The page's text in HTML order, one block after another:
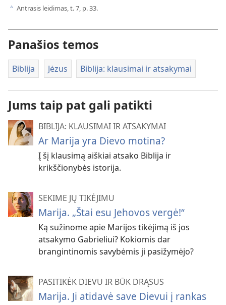
c Antrasis leidimas, t. 7, p. 33.
Panašios temos
Biblija Jėzus Biblija: klausimai ir atsakymai
Jums taip pat gali patikti
BIBLIJA: KLAUSIMAI IR ATSAKYMAI
Ar Marija yra Dievo motina?
Į šį klausimą aiškiai atsako Biblija ir
krikščionybės istorija.
SEKIME JŲ TIKĖJIMU
Marija. „Štai esu Jehovos vergė!“
Ką sužinome apie Marijos tikėjimą iš jos
atsakymo Gabrieliui? Kokiomis dar
brangintinomis savybėmis ji pasižymėjo?
PASITIKĖK DIEVU IR BŪK DRĄSUS
Marija. Ji atidavė save Dievui į rankas